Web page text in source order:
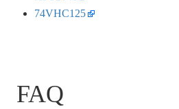
74VHC125
FAQ